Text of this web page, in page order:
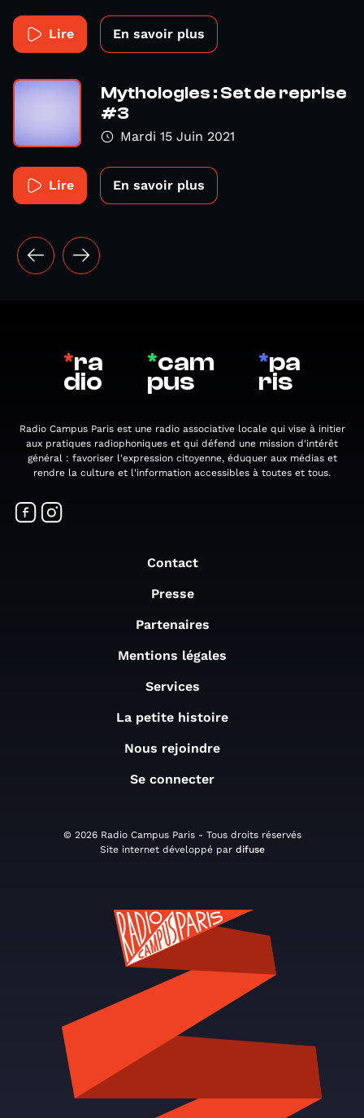
Lire En savoir plus
Mythologies : Set de reprise
#3
Mardi 15 Juin 2021
Lire En savoir plus
*ra
dio
*cam
pus
*pa
ris
Radio Campus Paris est une radio associative locale qui vise à initier
aux pratiques radiophoniques et qui défend une mission d'intérêt
général : favoriser l'expression citoyenne, éduquer aux médias et
rendre la culture et l'information accessibles à toutes et tous.
Contact
Presse
Partenaires
Mentions légales
Services
La petite histoire
Nous rejoindre
Se connecter
© 2026 Radio Campus Paris - Tous droits réservés
Site internet développé par difuse